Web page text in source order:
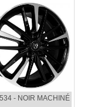
- NOIR MACHINÉ